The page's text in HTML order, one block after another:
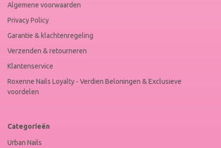
Algemene voorwaarden
Privacy Policy
Garantie & klachtenregeling
Verzenden & retourneren
Klantenservice
Roxenne Nails Loyalty - Verdien Beloningen & Exclusieve
voordelen
Categorieën
Urban Nails